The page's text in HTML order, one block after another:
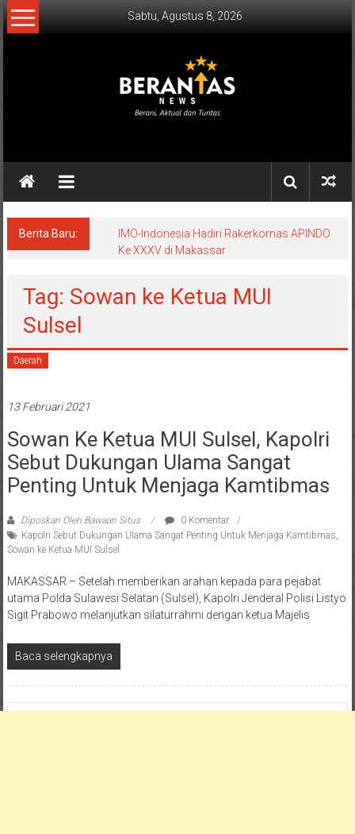
Lompat
ke
Sabtu, Agustus 8, 2026
NEWS
Aktual
Tuntas.
Berita Baru:
IMO-Indonesia Hadiri Rakerkornas APINDO
Ke XXXV di Makassar
Tag: Sowan ke Ketua MUI
Sulsel
Daerah
13 Februari 2021
Sowan Ke Ketua MUI Sulsel, Kapolri
Sebut Dukungan Ulama Sangat
Penting Untuk Menjaga Kamtibmas
Diposkan Oleh:Bawaan Situs
0 Komentar
Kapolri Sebut Dukungan Ulama Sangat Penting Untuk Menjaga Kamtibmas,
Sowan ke Ketua MUI Sulsel
MAKASSAR – Setelah memberikan arahan kepada para pejabat
utama Polda Sulawesi Selatan (Sulsel), Kapolri Jenderal Polisi Listyo
Sigit Prabowo melanjutkan silaturrahmi dengan ketua Majelis
Baca selengkapnya